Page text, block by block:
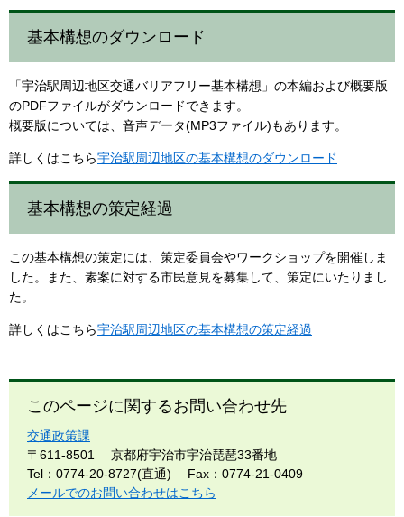
基本構想のダウンロード
「宇治駅周辺地区交通バリアフリー基本構想」の本編および概要版
のPDFファイルがダウンロードできます。
概要版については、音声データ(MP3ファイル)もあります。
詳しくはこちら宇治駅周辺地区の基本構想のダウンロード
基本構想の策定経過
この基本構想の策定には、策定委員会やワークショップを開催しま
した。また、素案に対する市民意見を募集して、策定にいたりまし
た。
詳しくはこちら宇治駅周辺地区の基本構想の策定経過
このページに関するお問い合わせ先
交通政策課
〒611-8501
京都府宇治市宇治琵琶33番地
Tel：0774-20-8727(直通)
Fax：0774-21-0409
メールでのお問い合わせはこちら